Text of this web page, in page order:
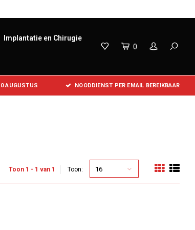
Implantatie en Chirugie
0
AUGUSTUS NOODDIENST PER EMAIL BEREIKBAAR
Toon 1 - 1 van 1 Toon: 16